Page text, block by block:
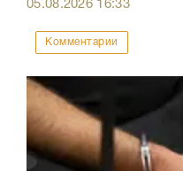
05.08.2026 16:33
Комментарии